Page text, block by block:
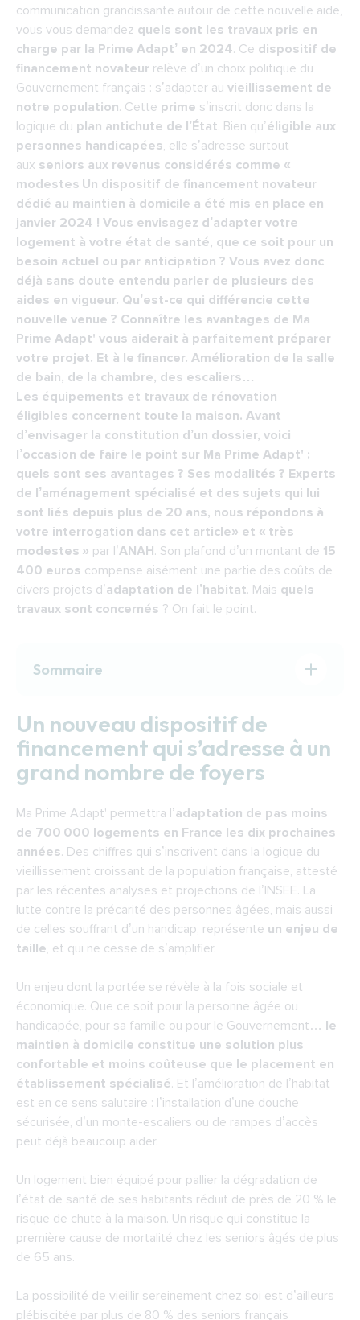
communication grandissante autour de cette nouvelle aide,
vous vous demandez quels sont les travaux pris en
charge par la Prime Adapt’ en 2024. Ce dispositif de
financement novateur relève d’un choix politique du
Gouvernement français : s’adapter au vieillissement de
notre population. Cette prime s’inscrit donc dans la
logique du plan antichute de l’État. Bien qu’éligible aux
personnes handicapées, elle s’adresse surtout
aux seniors aux revenus considérés comme «
modestes Un dispositif de financement novateur
dédié au maintien à domicile a été mis en place en
janvier 2024 ! Vous envisagez d’adapter votre
logement à votre état de santé, que ce soit pour un
besoin actuel ou par anticipation ? Vous avez donc
déjà sans doute entendu parler de plusieurs des
aides en vigueur. Qu’est-ce qui différencie cette
nouvelle venue ? Connaître les avantages de Ma
Prime Adapt' vous aiderait à parfaitement préparer
votre projet. Et à le financer. Amélioration de la salle
de bain, de la chambre, des escaliers…
Les équipements et travaux de rénovation
éligibles concernent toute la maison. Avant
d’envisager la constitution d’un dossier, voici
l’occasion de faire le point sur Ma Prime Adapt' :
quels sont ses avantages ? Ses modalités ? Experts
de l’aménagement spécialisé et des sujets qui lui
sont liés depuis plus de 20 ans, nous répondons à
votre interrogation dans cet article» et « très
modestes » par l’ANAH. Son plafond d’un montant de 15
400 euros compense aisément une partie des coûts de
divers projets d’adaptation de l’habitat. Mais quels
travaux sont concernés ? On fait le point.
Sommaire
s’adresse à un grand nombre de foyers
Une aide financière qui profite au
développement de la prévention et au bien
Une prime enfin éligible aux plus de 70 ans
sans condition de perte d’autonomie
Un plafond généreux, un grand avantage de
Ma Prime Adapt'
L’opportunité de créer un parcours usager
simplifié, un autre intérêt de Ma Prime Adapt'
Un guichet unique
remplacées par Ma Prime Adapt' à partir de
janvier 2024
Des travaux facilités par l’attribution d’un
AMO
Un nouveau dispositif de
financement qui s’adresse à un
grand nombre de foyers
Ma Prime Adapt' permettra l’adaptation de pas moins
de 700 000 logements en France les dix prochaines
années. Des chiffres qui s’inscrivent dans la logique du
vieillissement croissant de la population française, attesté
par les récentes analyses et projections de l’INSEE. La
lutte contre la précarité des personnes âgées, mais aussi
de celles souffrant d’un handicap, représente un enjeu de
taille, et qui ne cesse de s’amplifier.
Un enjeu dont la portée se révèle à la fois sociale et
économique. Que ce soit pour la personne âgée ou
handicapée, pour sa famille ou pour le Gouvernement… le
maintien à domicile constitue une solution plus
confortable et moins coûteuse que le placement en
établissement spécialisé. Et l’amélioration de l’habitat
est en ce sens salutaire : l’installation d’une douche
sécurisée, d’un monte-escaliers ou de rampes d’accès
peut déjà beaucoup aider.
Un logement bien équipé pour pallier la dégradation de
l’état de santé de ses habitants réduit de près de 20 % le
risque de chute à la maison. Un risque qui constitue la
première cause de mortalité chez les seniors âgés de plus
de 65 ans.
La possibilité de vieillir sereinement chez soi est d’ailleurs
plébiscitée par plus de 80 % des seniors français